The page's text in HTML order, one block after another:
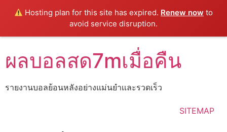
Hosting plan for this site has expired. Renew now to
avoid service disruption.
to
content
ผลบอลสด7mเมื่อคืน
รายงานบอลย้อนหลังอย่างแม่นยำเเละรวดเร็ว
SITEMAP